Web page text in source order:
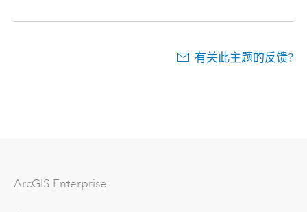
有关此主题的反馈?
ArcGIS Enterprise